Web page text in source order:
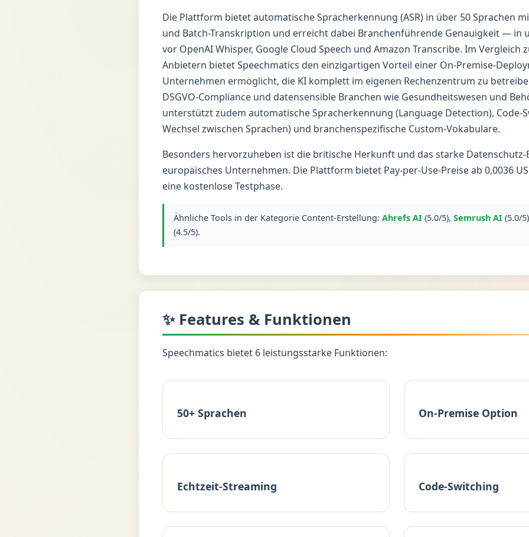
Die Plattform bietet automatische Spracherkennung (ASR) in über 50 Sprachen
und Batch-Transkription und erreicht dabei Branchenführende Genauigkeit — in
vor OpenAI Whisper, Google Cloud Speech und Amazon Transcribe. Im Vergleich
Anbietern bietet Speechmatics den einzigartigen Vorteil einer On-Premise-
Unternehmen ermöglicht, die KI komplett im eigenen Rechenzentrum zu
DSGVO-Compliance und datensensible Branchen wie Gesundheitswesen und
unterstützt zudem automatische Spracherkennung (Language Detection), Code-
Wechsel zwischen Sprachen) und branchenspezifische Custom-Vokabulare.
Besonders hervorzuheben ist die britische Herkunft und das starke Datenschutz-
europäisches Unternehmen. Die Plattform bietet Pay-per-Use-Preise ab 0,0036
eine kostenlose Testphase.
Ähnliche Tools in der Kategorie Content-Erstellung: Ahrefs AI(5.0/5), Semrush AI(5.0/
(4.5/5).
✨ Features & Funktionen
Speechmatics bietet 6 leistungsstarke Funktionen:
50+ Sprachen On-Premise Option
Echtzeit-Streaming Code-Switching